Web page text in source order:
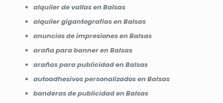
alquiler de vallas en Balsas
alquiler gigantografias en Balsas
anuncios de impresiones en Balsas
araña para banner en Balsas
arañas para publicidad en Balsas
autoadhesivos personalizados en Balsas
banderas de publicidad en Balsas